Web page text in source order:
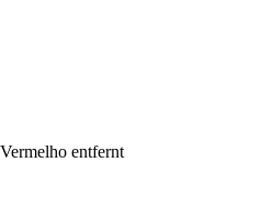
entfernt